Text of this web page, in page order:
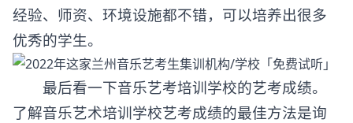
经验、师资、环境设施都不错，可以培养出很多
优秀的学生。
最后看一下音乐艺考培训学校的艺考成绩。
了解音乐艺术培训学校艺考成绩的最佳方法是询